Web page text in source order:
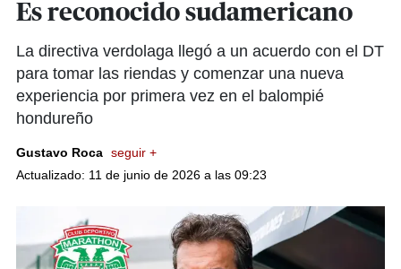
Es reconocido sudamericano
La directiva verdolaga llegó a un acuerdo con el DT
para tomar las riendas y comenzar una nueva
experiencia por primera vez en el balompié
hondureño
Gustavo Roca seguir +
Actualizado: 11 de junio de 2026 a las 09:23